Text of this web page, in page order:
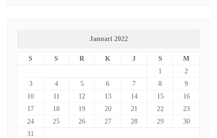
Januari 2022
S S R K J S
M
1
2
3
4 5 6 7 8
9
10
11 12 13 14 15
16
17
18 19 20 21 22
23
24
25 26 27 28 29
30
31